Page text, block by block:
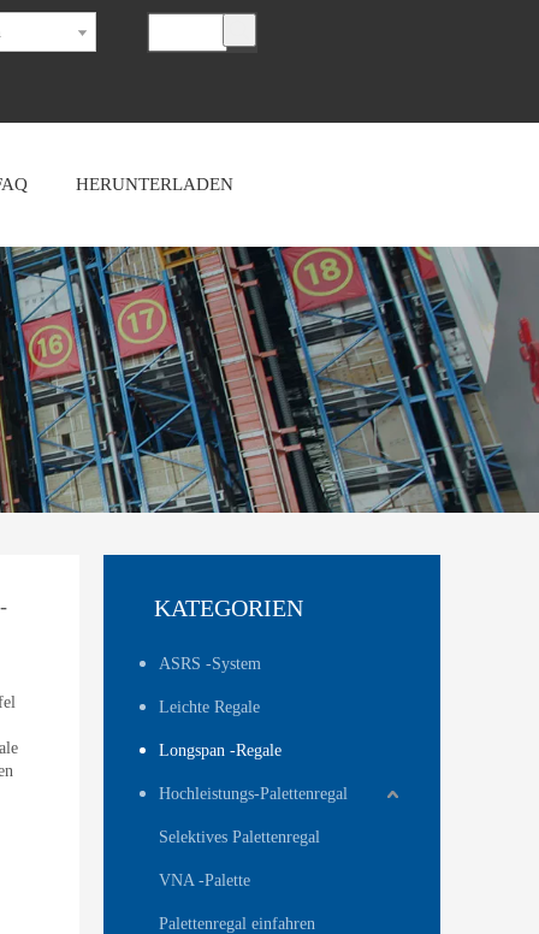
HERUNTERLADEN
KATEGORIEN
ASRS -System
Leichte Regale
Longspan -Regale
Hochleistungs-Palettenregal
Selektives Palettenregal
VNA -Palette
Palettenregal einfahren